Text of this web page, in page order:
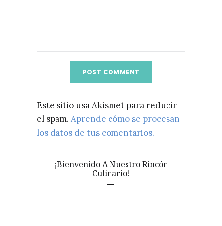
Este sitio usa Akismet para reducir
el spam. Aprende cómo se procesan
los datos de tus comentarios.
¡Bienvenido A Nuestro Rincón
Culinario!